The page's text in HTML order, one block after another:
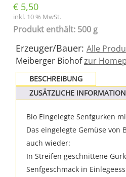
€ 5,50
inkl. 10 % MwSt.
Produkt enthält: 500 g
Erzeuger/Bauer: Alle
Meiberger Biohofzur
BESCHREIBUNG
ZUSÄTZLICHE
Bio Eingelegte Senfgurken
Das eingelegte Gemüse von
auch wieder:
In Streifen geschnittene
Senfgeschmack in